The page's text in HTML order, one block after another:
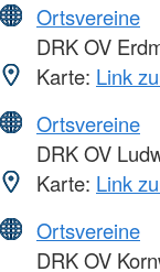
Ortsvereine
DRK OV
Karte: Link
Ortsvereine
DRK OV
Karte: Link
Ortsvereine
DRK OV